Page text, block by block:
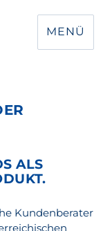
MENÜ
ALS
Kundenberater